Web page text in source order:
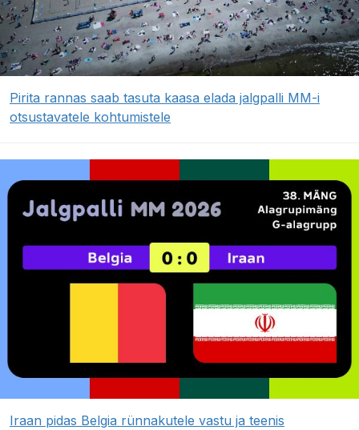
Pirita rannas saab tasuta kaasa elada jalgpalli MM-i
otsustavatele kohtumistele
Iraan pidas Belgia rünnakutele vastu ja teenis